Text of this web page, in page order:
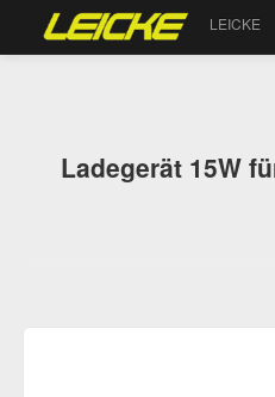
LEICKE
Ladegerät 15W